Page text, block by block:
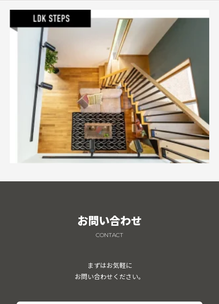
お問い合わせ
CONTACT
まずはお気軽に
お問い合わせください。